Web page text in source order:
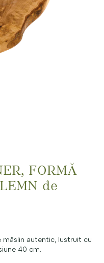
FORMĂ
de
măslin autentic, lustruit cu
40 cm.